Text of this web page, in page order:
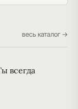
весь каталог →
всегда